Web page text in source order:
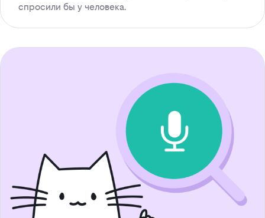
спросили бы у человека.